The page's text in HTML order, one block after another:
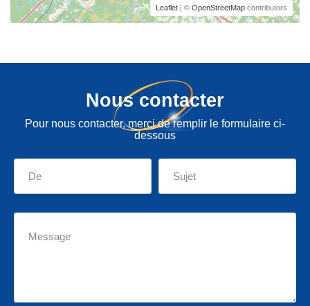
Leaflet | © OpenStreetMap contributors
Nous contacter
Pour nous contacter, merci de remplir le formulaire ci-
dessous